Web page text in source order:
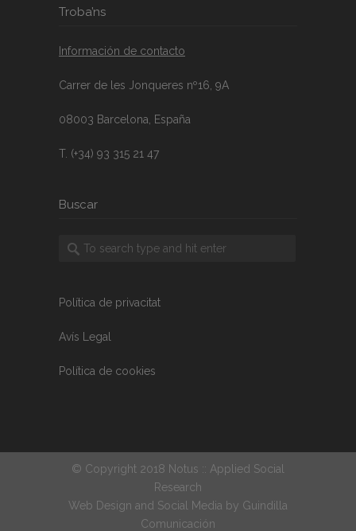
Troba’ns
Información de contacto
Carrer de les Jonqueres nº16, 9A
08003 Barcelona, España
T. (+34) 93 315 21 47
Buscar
Política de privacitat
Avís Legal
Política de cookies
© Copyright 2018 Notus :: Applied Social
Research
Web Design and Social Media by Guindilla
Comunicación